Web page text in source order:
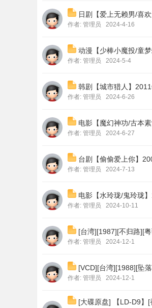
日剧【爱上无赖男/喜
作者: 管理员 2024-4-16
动漫【少棒小魔投/童
作者: 管理员 2024-5-4
韩剧【城市猎人】
作者: 管理员 2024-6-26
电影【魔幻神功/古本
作者: 管理员 2024-6-27
台剧【偷偷爱上你】
作者: 管理员 2024-7-13
电影【水玲珑/鬼玲珑
作者: 管理员 2024-10-11
[台湾][1987][不归路][
作者: 管理员 2024-12-1
[VCD][台湾][1988][坠
作者: 管理员 2024-12-1
[大碟原盘] 【LD-D9】